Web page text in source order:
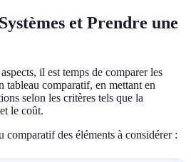
et Prendre une
il est temps de comparer les
comparatif, en mettant en
selon les critères tels que la
le coût.
comparatif des éléments à considérer :